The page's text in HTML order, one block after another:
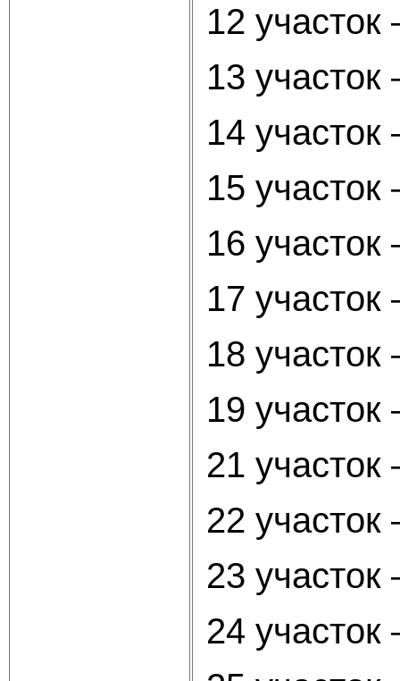
12 участок
13
14
15
16
17 участок
18 участок
19
21 участок
22 участок
23 участок
24